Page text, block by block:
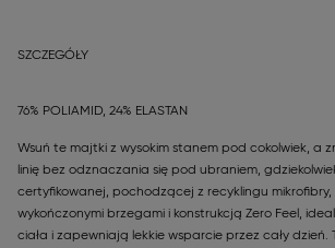
SZCZEGÓŁY
76% POLIAMID, 24% ELASTAN
Wsuń te majtki z wysokim stanem pod cokolwiek, a
linię bez odznaczania się pod ubraniem,
certyfikowanej, pochodzącej z recyklingu mikrofibry,
wykończonymi brzegami i konstrukcją Zero Feel,
ciała i zapewniają lekkie wsparcie przez cały dzień.